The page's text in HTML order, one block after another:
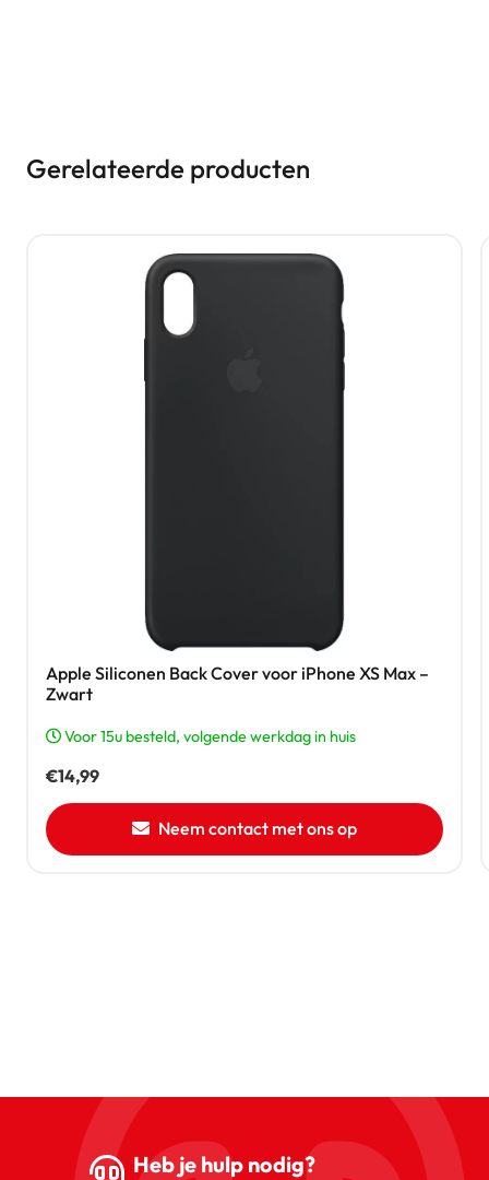
Gerelateerde producten
Apple Siliconen Back Cover voor iPhone XS Max –
Zwart
Voor 15u besteld, volgende werkdag in huis
€14,99
Neem contact met ons op
Heb je hulp nodig?